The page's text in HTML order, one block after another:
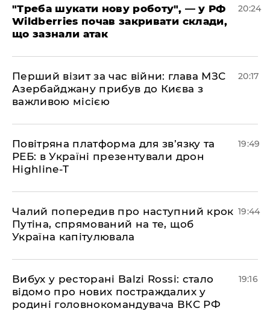
​"Треба шукати нову роботу", — у РФ
Wildberries почав закривати склади,
що зазнали атак
20:24
​Перший візит за час війни: глава МЗС
Азербайджану прибув до Києва з
важливою місією
20:17
​Повітряна платформа для зв’язку та
РЕБ: в Україні презентували дрон
Highline-T
19:49
​Чалий попередив про наступний крок
Путіна, спрямований на те, щоб
Україна капітулювала
19:44
​Вибух у ресторані Balzi Rossi: стало
відомо про нових постраждалих у
родині головнокомандувача ВКС РФ
19:16